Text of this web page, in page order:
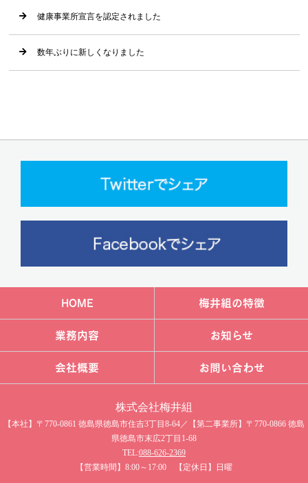
健康事業所宣言を認定されました
数年ぶりに新しくなりました
HOME 梅井組の特徴
業務内容 お知らせ
会社概要 お問い合わせ
株式会社梅井組​
【本社】〒770-0861 徳島県徳島市住吉3丁目8-64／【第二事業所】〒770-0866 徳島
県徳島市末広2丁目1-68
TEL:088-626-2369
【営業時間】8:00～17:00 【定休日】日曜